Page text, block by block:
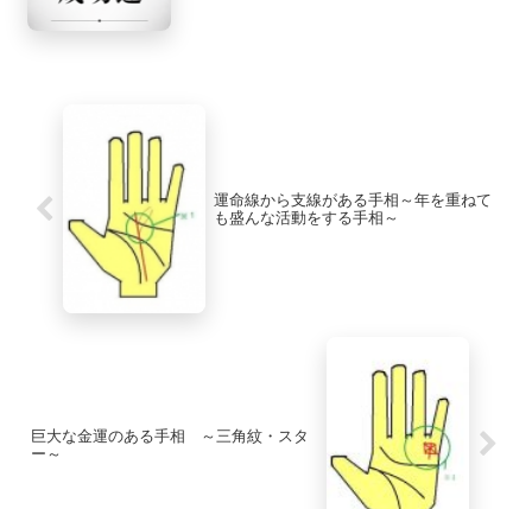
運命線から支線がある手相～年を重ねて
も盛んな活動をする手相～
巨大な金運のある手相 ～三角紋・スタ
ー～